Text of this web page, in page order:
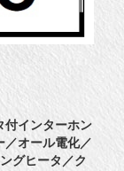
付インターホン
／オール電化／
グヒータ／ク